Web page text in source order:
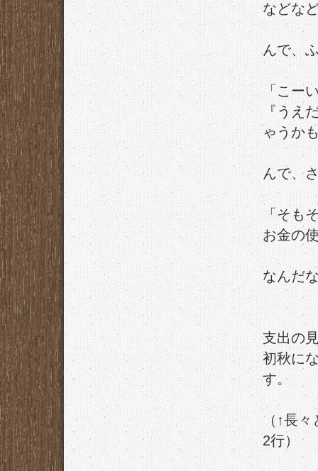
などな
んで、
「こー
『うえ
ゃうか
んで、
「そも
お金の
なんだ
支出の
初秋に
す。
（↑長々
2行）